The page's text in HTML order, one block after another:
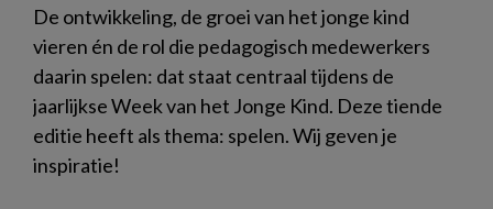
De ontwikkeling, de groei van het jonge kind
vieren én de rol die pedagogisch medewerkers
daarin spelen: dat staat centraal tijdens de
jaarlijkse Week van het Jonge Kind. Deze tiende
editie heeft als thema: spelen. Wij geven je
inspiratie!